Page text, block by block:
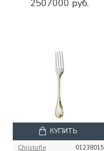
2507000 руб.
Christofle 01238015
КУПИТЬ